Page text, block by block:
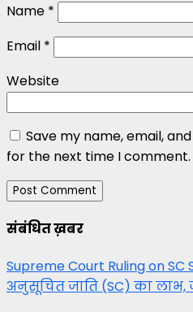
Name *
Email *
Website
Save my name, email,
for the next time I comment.
संबंधित ख़बर
Supreme Court Ruling on
अनुसूचित जाति (SC) का लाभ,